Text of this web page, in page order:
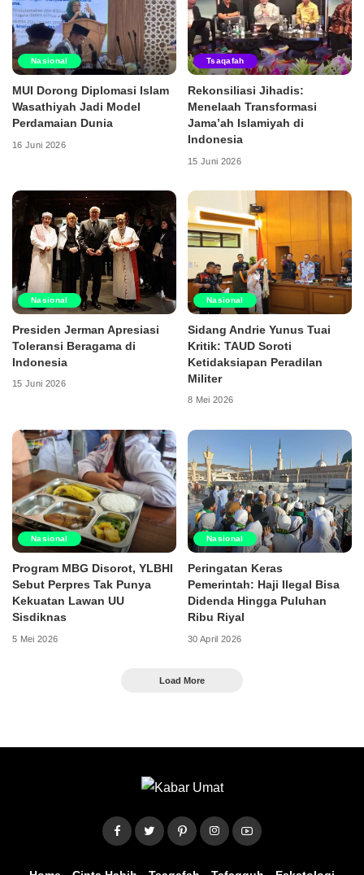
Nasional
MUI Dorong Diplomasi Islam
Wasathiyah Jadi Model
Perdamaian Dunia
16 Juni 2026
Tsaqafah
Rekonsiliasi Jihadis:
Menelaah Transformasi
Jama’ah Islamiyah di
Indonesia
15 Juni 2026
Nasional
Presiden Jerman Apresiasi
Toleransi Beragama di
Indonesia
15 Juni 2026
Nasional
Sidang Andrie Yunus Tuai
Kritik: TAUD Soroti
Ketidaksiapan Peradilan
Militer
8 Mei 2026
Nasional
Program MBG Disorot, YLBHI
Sebut Perpres Tak Punya
Kekuatan Lawan UU
Sisdiknas
5 Mei 2026
Nasional
Peringatan Keras
Pemerintah: Haji Ilegal Bisa
Didenda Hingga Puluhan
Ribu Riyal
30 April 2026
Load More